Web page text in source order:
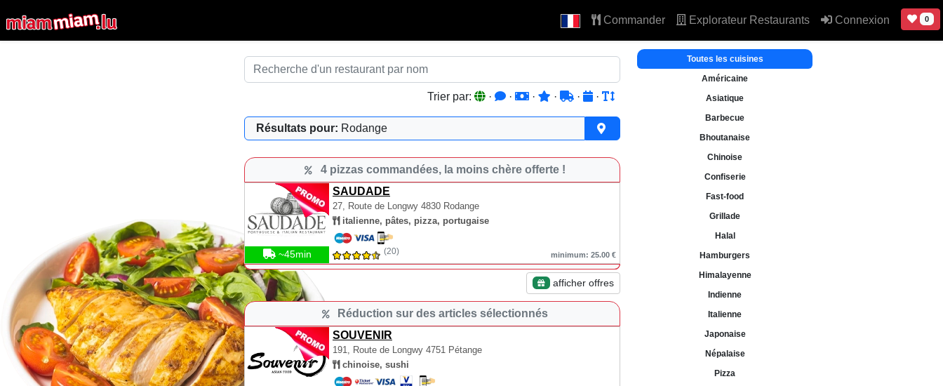
Commander Explorateur Restaurants Connexion 0
Trier par: · · · · · ·
Résultats pour: Rodange
4 pizzas commandées, la moins chère offerte !
SAUDADE
27, Route de Longwy 4830 Rodange
italienne, pâtes, pizza, portugaise
~45min (20) minimum: 25.00 €
afficher offres
Réduction sur des articles sélectionnés
SOUVENIR
191, Route de Longwy 4751 Pétange
chinoise, sushi
Toutes les cuisines
Américaine
Asiatique
Barbecue
Bhoutanaise
Chinoise
Confiserie
Fast-food
Grillade
Halal
Hamburgers
Himalayenne
Indienne
Italienne
Japonaise
Népalaise
Pizza